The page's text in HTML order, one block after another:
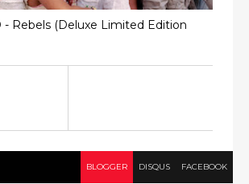
- Rebels (Deluxe Limited Edition
BLOGGER DISQUS FACEBOOK